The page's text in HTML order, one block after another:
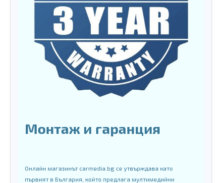
Монтаж и гаранция
Онлайн магазинът carmedia.bg се утвърждава като
първият в България, който предлага мултимедийни